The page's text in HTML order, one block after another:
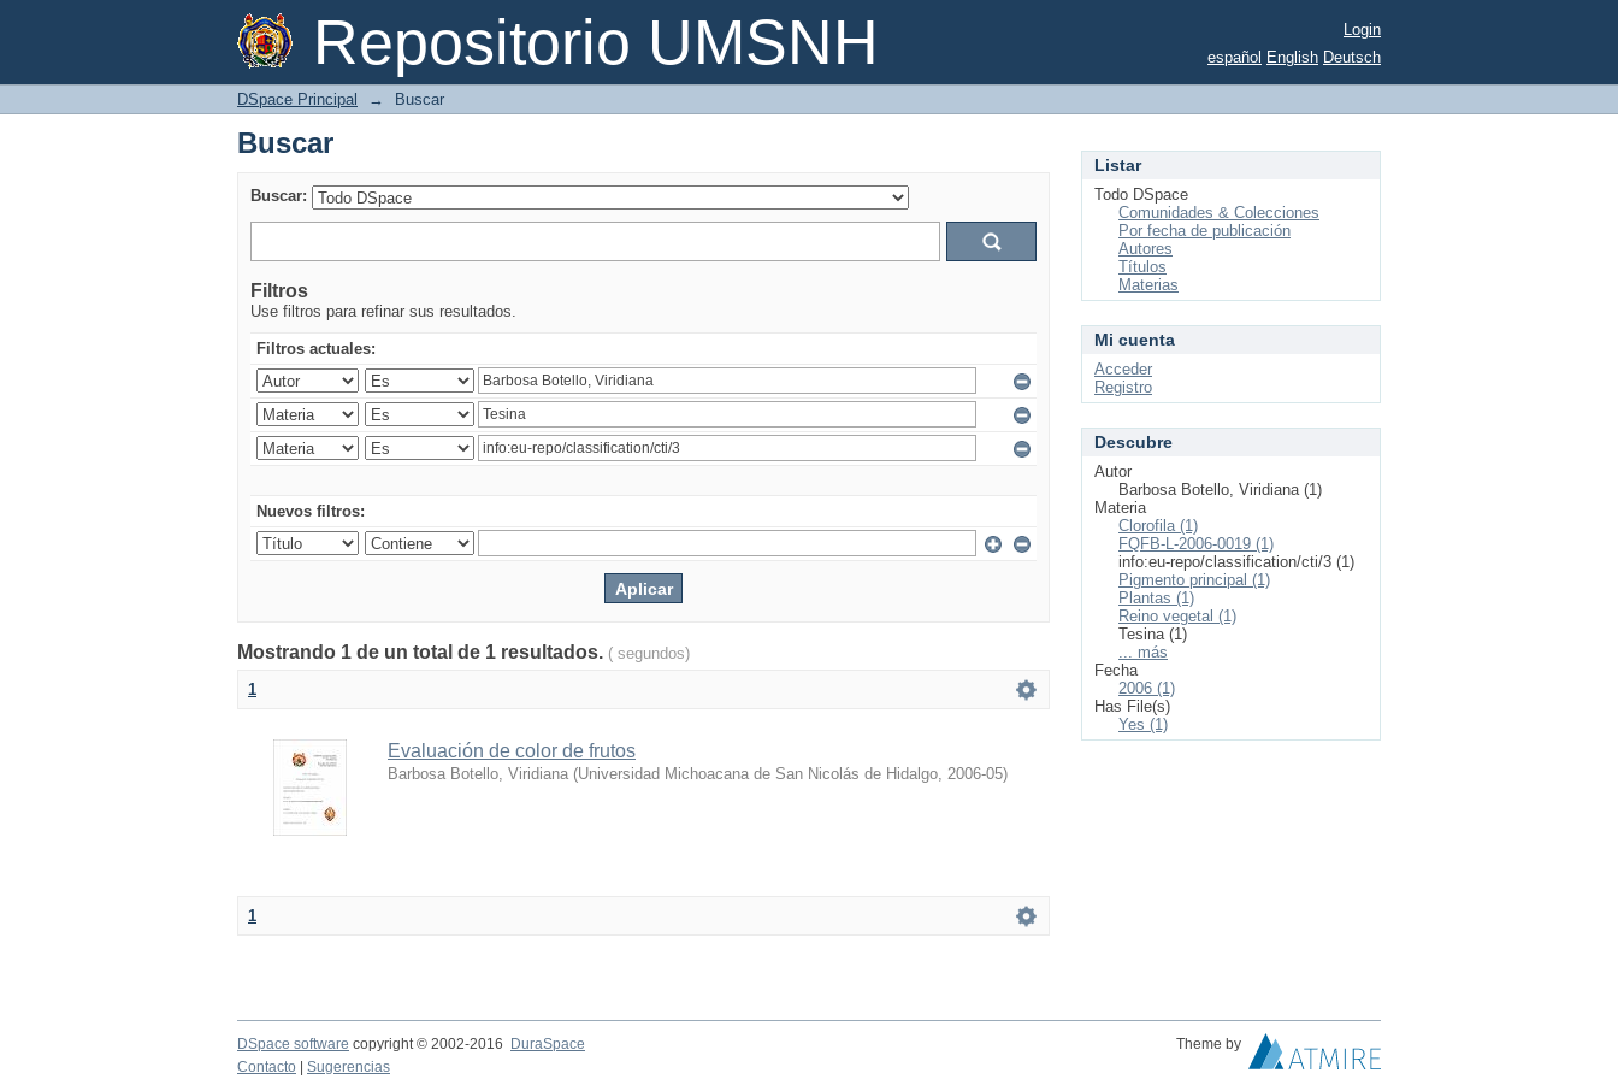
Repositorio UMSNH
Buscar
Login
español English Deutsch
DSpace Principal → Buscar
Buscar
Buscar:
Filtros
Use filtros para refinar sus resultados.
Filtros actuales:
Nuevos filtros:
Mostrando 1 de un total de 1 resultados. ( segundos)
1
Evaluación de color de frutos
Barbosa Botello, Viridiana (Universidad Michoacana de San Nicolás de Hidalgo, 2006-05)
1
Listar
Todo DSpace
Comunidades & Colecciones
Por fecha de publicación
Autores
Títulos
Materias
Mi cuenta
Acceder
Registro
Descubre
Autor
Barbosa Botello, Viridiana (1)
Materia
Clorofila (1)
FQFB-L-2006-0019 (1)
info:eu-repo/classification/cti/3 (1)
Pigmento principal (1)
Plantas (1)
Reino vegetal (1)
Tesina (1)
... más
Fecha
2006 (1)
Has File(s)
Yes (1)
DSpace software copyright © 2002-2016 DuraSpace
Theme by
Contacto
Sugerencias